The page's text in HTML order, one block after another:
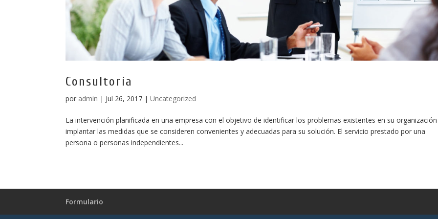
Consultoría
por admin | Jul 26, 2017 |Uncategorized
La intervención planificada en una empresa con el objetivo de identificar los problemas existentes en su
implantar las medidas que se consideren convenientes y adecuadas para su solución. El servicio prestado por una
persona o personas independientes...
Formulario